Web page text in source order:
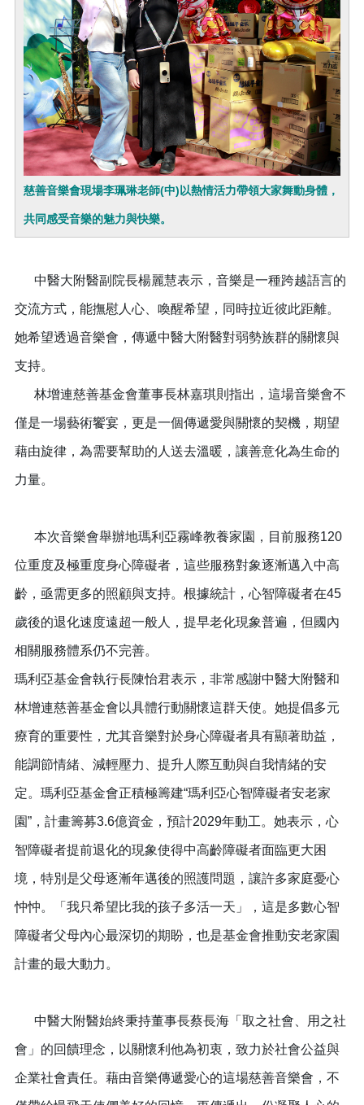
慈善音樂會現場李珮琳老師(中)以熱情活力帶領大家舞動身體，
共同感受音樂的魅力與快樂。
中醫大附醫副院長楊麗慧表示，音樂是一種跨越語言的
交流方式，能撫慰人心、喚醒希望，同時拉近彼此距離。
她希望透過音樂會，傳遞中醫大附醫對弱勢族群的關懷與
支持。
林增連慈善基金會董事長林嘉琪則指出，這場音樂會不
僅是一場藝術饗宴，更是一個傳遞愛與關懷的契機，期望
藉由旋律，為需要幫助的人送去溫暖，讓善意化為生命的
力量。
本次音樂會舉辦地瑪利亞霧峰教養家園，目前服務120
位重度及極重度身心障礙者，這些服務對象逐漸邁入中高
齡，亟需更多的照顧與支持。根據統計，心智障礙者在45
歲後的退化速度遠超一般人，提早老化現象普遍，但國內
相關服務體系仍不完善。
瑪利亞基金會執行長陳怡君表示，非常感謝中醫大附醫和
林增連慈善基金會以具體行動關懷這群天使。她提倡多元
療育的重要性，尤其音樂對於身心障礙者具有顯著助益，
能調節情緒、減輕壓力、提升人際互動與自我情緒的安
定。瑪利亞基金會正積極籌建“瑪利亞心智障礙者安老家
園”，計畫籌募3.6億資金，預計2029年動工。她表示，心
智障礙者提前退化的現象使得中高齡障礙者面臨更大困
境，特別是父母逐漸年邁後的照護問題，讓許多家庭憂心
忡忡。「我只希望比我的孩子多活一天」，這是多數心智
障礙者父母內心最深切的期盼，也是基金會推動安老家園
計畫的最大動力。
中醫大附醫始終秉持董事長蔡長海「取之社會、用之社
會」的回饋理念，以關懷利他為初衷，致力於社會公益與
企業社會責任。藉由音樂傳遞愛心的這場慈善音樂會，不